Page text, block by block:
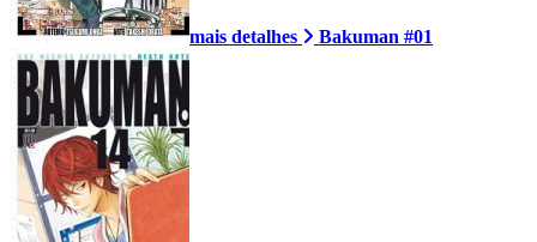
mais detalhes Bakuman #01